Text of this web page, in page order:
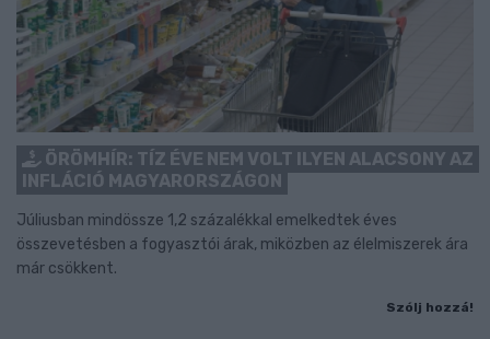
ÖRÖMHÍR: TÍZ ÉVE NEM VOLT ILYEN ALACSONY AZ
INFLÁCIÓ MAGYARORSZÁGON
Júliusban mindössze 1,2 százalékkal emelkedtek éves
összevetésben a fogyasztói árak, miközben az élelmiszerek ára
már csökkent.
Szólj hozzá!